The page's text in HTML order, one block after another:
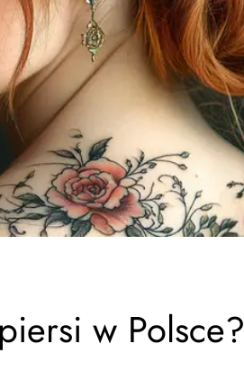
w Polsce?